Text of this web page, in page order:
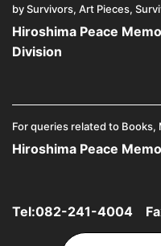
by Survivors, Art Pieces,
Hiroshima Peace
Division
For queries related to
Hiroshima Peace
Tel:082-241-4004